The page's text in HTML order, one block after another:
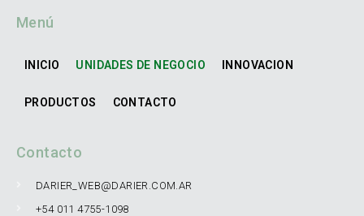
Menú
INICIO UNIDADES DE NEGOCIO INNOVACION
PRODUCTOS CONTACTO
Contacto
DARIER_WEB@DARIER.COM.AR
+54 011 4755-1098